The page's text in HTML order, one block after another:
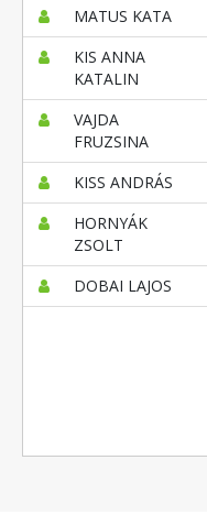
MATUS KATA
KIS ANNA
KATALIN
VAJDA
FRUZSINA
KISS ANDRÁS
HORNYÁK
ZSOLT
DOBAI LAJOS